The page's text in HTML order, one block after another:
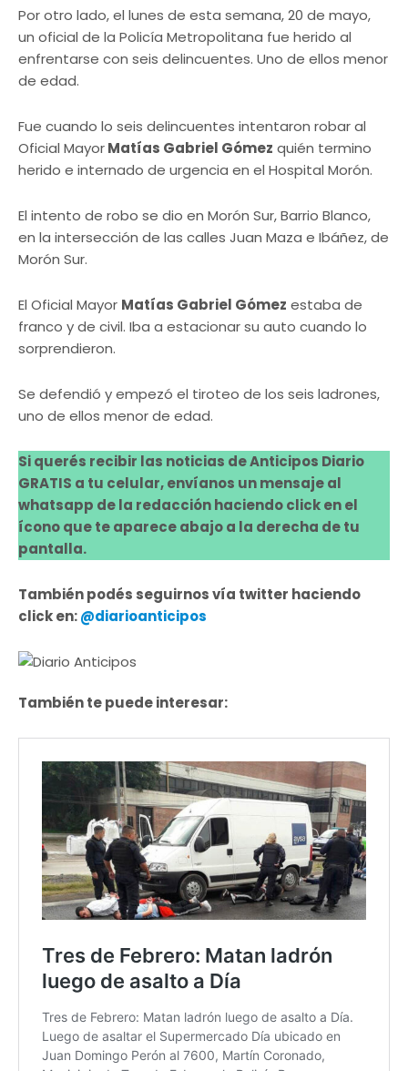
Por otro lado, el lunes de esta semana, 20 de mayo,
un oficial de la Policía Metropolitana fue herido al
enfrentarse con seis delincuentes. Uno de ellos menor
de edad.
Fue cuando lo seis delincuentes intentaron robar al
Oficial MayorMatías Gabriel Gómez quién termino
herido e internado de urgencia en el Hospital Morón.
El intento de robo se dio en Morón Sur, Barrio Blanco,
en la intersección de las calles Juan Maza e Ibáñez, de
Morón Sur.
El Oficial Mayor Matías Gabriel Gómez estaba de
franco y de civil. Iba a estacionar su auto cuando lo
sorprendieron.
Se defendió y empezó el tiroteo de los seis ladrones,
uno de ellos menor de edad.
Si querés recibir las noticias de Anticipos Diario
GRATIS a tu celular, envíanos un mensaje al
whatsapp de la redacción haciendo click en el
ícono que te aparece abajo a la derecha de tu
pantalla.
También podés seguirnos vía twitter haciendo
click en:@diarioanticipos
También te puede interesar: